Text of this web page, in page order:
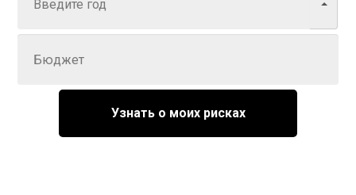
Узнать о моих рисках